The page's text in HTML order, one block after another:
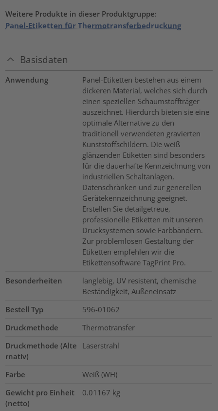
Weitere Produkte in dieser Produktgruppe:
Panel-Etiketten für Thermotransferbedruckung
Basisdaten
Anwendung
Panel-Etiketten bestehen aus einem
dickeren Material, welches sich durch
einen speziellen Schaumstoffträger
auszeichnet. Hierdurch bieten sie eine
optimale Alternative zu den
traditionell verwendeten gravierten
Kunststoffschildern. Die weiß
glänzenden Etiketten sind besonders
für die dauerhafte Kennzeichnung von
industriellen Schaltanlagen,
Datenschränken und zur generellen
Gerätekennzeichnung geeignet.
Erstellen Sie detailgetreue,
professionelle Etiketten mit unseren
Drucksystemen sowie Farbbändern.
Zur problemlosen Gestaltung der
Etiketten empfehlen wir die
Etikettensoftware TagPrint Pro.
Besonderheiten
langlebig, UV resistent, chemische
Beständigkeit, Außeneinsatz
Bestell Typ
596-01062
Druckmethode
Thermotransfer
Druckmethode (Alte
rnativ)
Laserstrahl
Farbe
Weiß (WH)
Gewicht pro Einheit
(netto)
0.01167 kg